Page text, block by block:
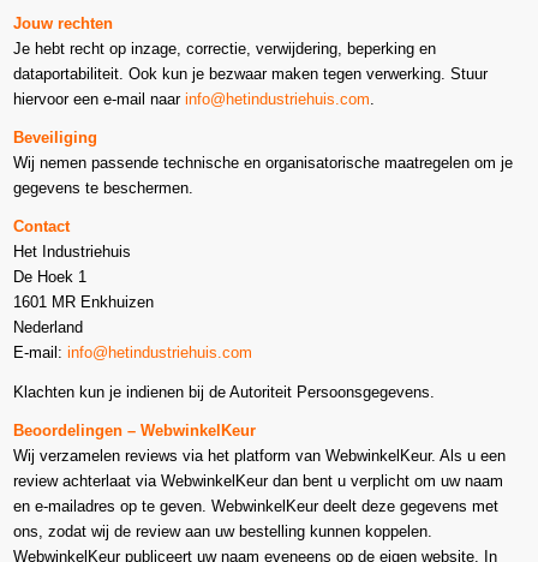
Jouw rechten
Je hebt recht op inzage, correctie, verwijdering, beperking en
dataportabiliteit. Ook kun je bezwaar maken tegen verwerking. Stuur
hiervoor een e-mail naarinfo@hetindustriehuis.com.
Beveiliging
Wij nemen passende technische en organisatorische maatregelen om je
gegevens te beschermen.
Contact
Het Industriehuis
De Hoek 1
1601 MR Enkhuizen
Nederland
E-mail:info@hetindustriehuis.com
Klachten kun je indienen bij de Autoriteit Persoonsgegevens.
Beoordelingen – WebwinkelKeur
Wij verzamelen reviews via het platform van WebwinkelKeur. Als u een
review achterlaat via WebwinkelKeur dan bent u verplicht om uw naam
en e-mailadres op te geven. WebwinkelKeur deelt deze gegevens met
ons, zodat wij de review aan uw bestelling kunnen koppelen.
WebwinkelKeur publiceert uw naam eveneens op de eigen website. In